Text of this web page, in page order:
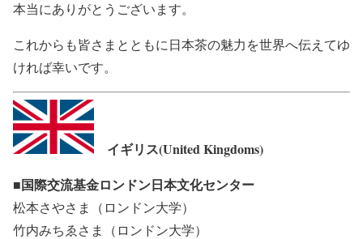
本当にありがとうございます。
これからも皆さまとともに日本茶の魅力を世界へ伝えてゆ
ければ幸いです。
イギリス(United Kingdoms)
■国際交流基金ロンドン日本文化センター
松本さやさま（ロンドン大学）
竹内みちゑさま（ロンドン大学）